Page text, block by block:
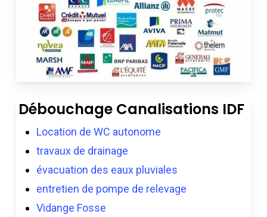
Débouchage Canalisations IDF
Location de WC autonome
travaux de drainage
évacuation des eaux pluviales
entretien de pompe de relevage
Vidange Fosse